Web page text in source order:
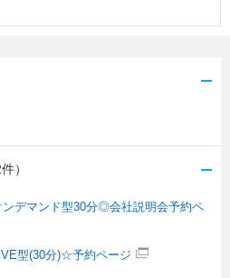
）
ンデマンド型30分◎会社説明会予約ペ
型(30分)☆予約ページ